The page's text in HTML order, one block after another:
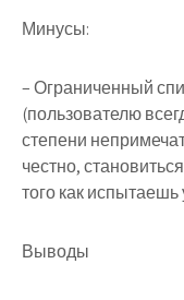
Минусы:
– Ограниченный
(пользователю
степени
честно,
того как испытаешь
Выводы